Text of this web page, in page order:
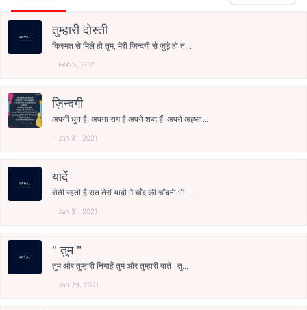
तुम्हारी दोस्ती
किस्मत से मिले हो तुम, मेरी ज़िन्दगी से जुड़े हो त...
Feb 5, 2021
ज़िन्दगी
अपनी धुन है, अपना राग है अपने शब्द हैं, अपने अह्सा...
Jan 31, 2021
यादें
रोती रहती है रात तेरी यादों में चाँद की चाँदनी भी ...
Jan 31, 2021
" तुम "
तुम और तुम्हारी निगाहें तुम और तुम्हारी बातें तु...
Jan 29, 2021